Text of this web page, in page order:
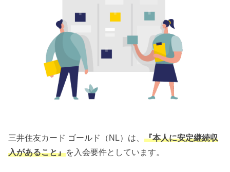
三井住友カード ゴールド（NL）は、 『本人に安定継続収
入があること』を入会要件としています。